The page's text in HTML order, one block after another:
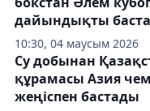
10:30, 04 маусым 2026
дайындықты
Су добынан
құрамасы Азия
жеңіспен бастады